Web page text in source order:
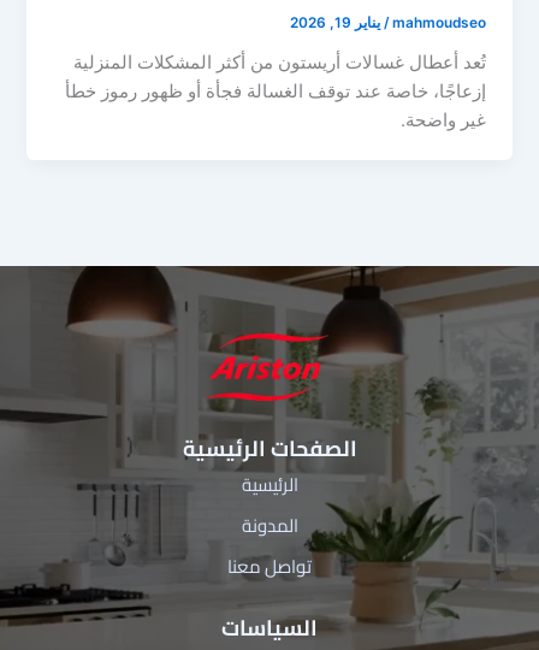
mahmoudseo
/يناير 19, 2026
تُعد أعطال غسالات أريستون من أكثر المشكلات المنزلية
إزعاجًا، خاصة عند توقف الغسالة فجأة أو ظهور رموز خطأ
غير واضحة.
الصفحات الرئيسية
الرئيسية
المدونة
تواصل معنا
السياسات